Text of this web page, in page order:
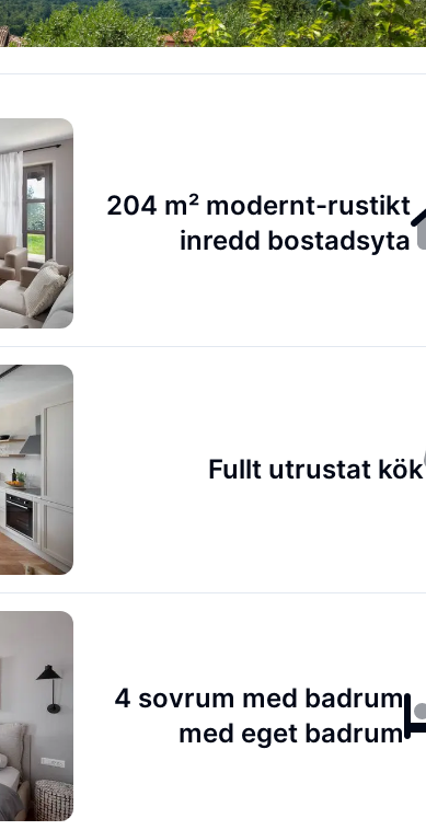
204 m² modernt-rustikt
inredd bostadsyta
Fullt utrustat kök
4 sovrum med badrum
med eget badrum